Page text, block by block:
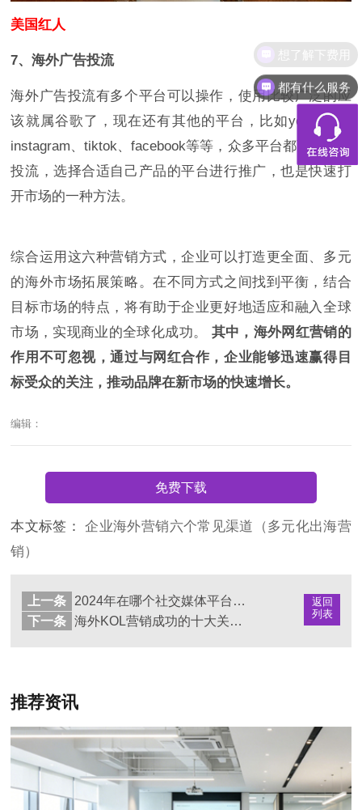
美国红人
7、海外广告投流
海外广告投流有多个平台可以操作，使用比较广泛的应
该就属谷歌了，现在还有其他的平台，比如youtube、
instagram、tiktok、facebook等等，众多平台都可以进行
投流，选择合适自己产品的平台进行推广，也是快速打
开市场的一种方法。
综合运用这六种营销方式，企业可以打造更全面、多元
的海外市场拓展策略。在不同方式之间找到平衡，结合
目标市场的特点，将有助于企业更好地适应和融入全球
市场，实现商业的全球化成功。 其中，海外网红营销的
作用不可忽视，通过与网红合作，企业能够迅速赢得目
标受众的关注，推动品牌在新市场的快速增长。
编辑：
免费下载
本文标签：企业海外营销六个常见渠道（多元化出海营
销）
返回
列表
上一条
2024年在哪个社交媒体平台做推广最有效？
下一条
海外KOL营销成功的十大关键点
推荐资讯
都有什么服务